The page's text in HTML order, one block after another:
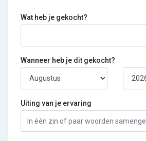
Wat heb je gekocht?
Wanneer heb je dit gekocht?
Uiting van je ervaring